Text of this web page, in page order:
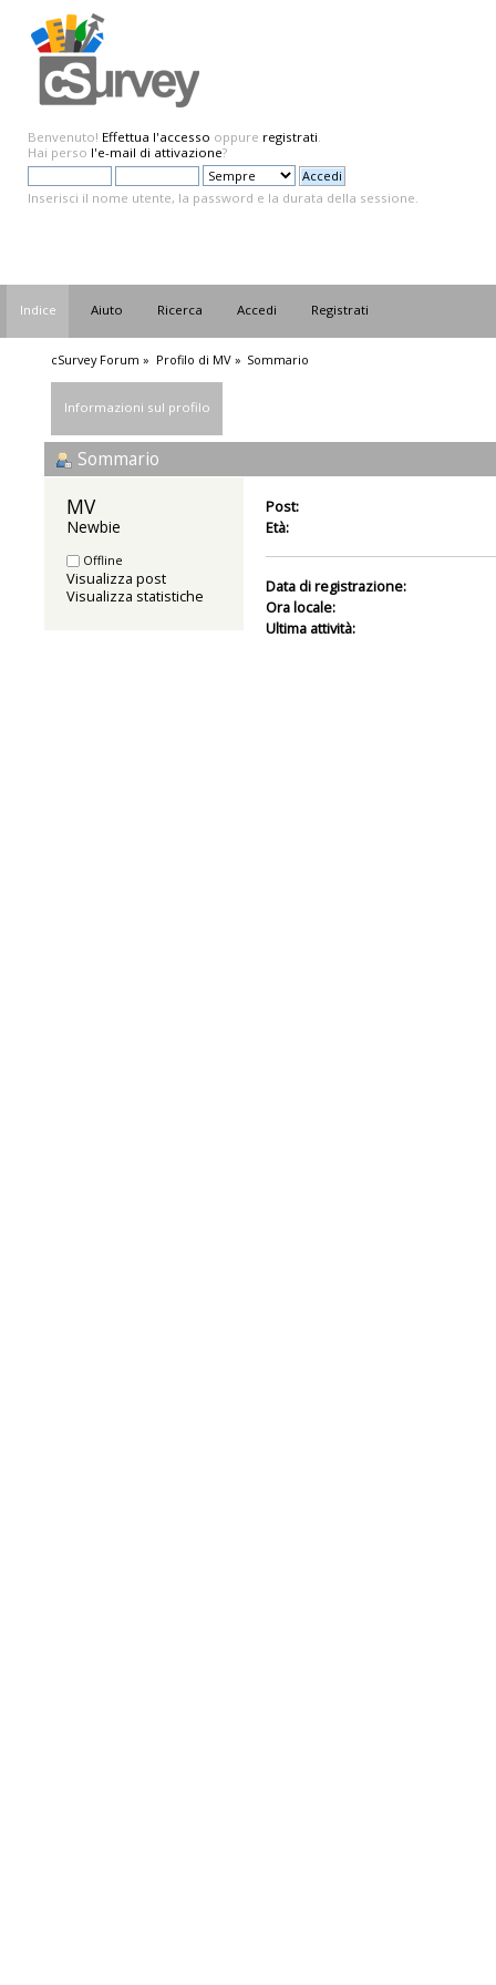
Benvenuto! Effettua l'accesso oppure registrati.
Hai perso l'e-mail di attivazione?
Inserisci il nome utente, la password e la durata della sessione.
Indice Aiuto Ricerca Accedi Registrati
cSurvey Forum » Profilo di MV» Sommario
Informazioni sul profilo
Sommario
MV
Newbie
Offline
Visualizza post
Visualizza statistiche
Post:
Età:
Data di registrazione:
Ora locale:
Ultima attività: